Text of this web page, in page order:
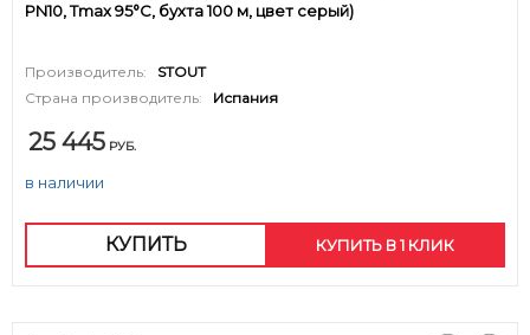
PN10, Tmax 95°C, бухта 100 м, цвет серый)
Производитель:
STOUT
Страна производитель:
Испания
25 445 РУБ.
в наличии
КУПИТЬ КУПИТЬ В 1 КЛИК